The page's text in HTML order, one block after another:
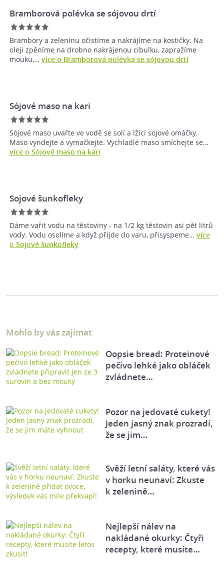
Bramborová polévka se sójovou drtí
Brambory a zeleninu očistíme a nakrájíme na kostičky. Na
oleji zpěníme na drobno nakrájenou cibulku, zapražíme
mouku,… více o Bramborová polévka se sójovou drtí
Sójové maso na kari
Sójové maso uvařte ve vodě se solí a lžící sojové omáčky.
Maso vyndejte a vymačkejte. Vychladlé maso smíchejte se…
více o Sójové maso na kari
Sojové šunkofleky
Dáme vařit vodu na těstoviny - na 1/2 kg těstovin asi pět litrů
vody. Vodu osolíme a když přijde do varu, přisyspeme… více
o Sojové šunkofleky
Mohlo by vás zajímat
Oopsie bread: Proteinové
pečivo lehké jako obláček
zvládnete…
Pozor na jedovaté cukety!
Jeden jasný znak prozradí,
že se jim…
Svěží letní saláty, které vás
v horku neunaví: Zkuste
k zelenině…
Nejlepší nálev na
nakládané okurky: Čtyři
recepty, které musíte…